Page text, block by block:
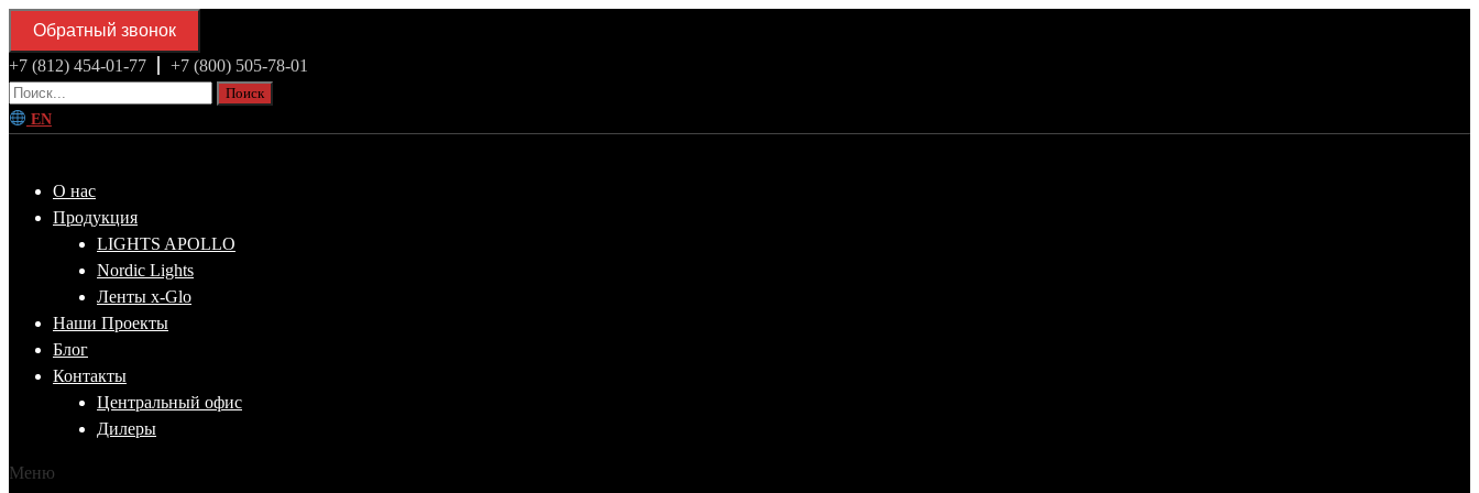
Обратный звонок
+7 (812) 454-01-77
+7 (800) 505-78-01
Поиск
EN
О нас
Продукция
LIGHTS APOLLO
Nordic Lights
Ленты x-Glo
Наши Проекты
Блог
Контакты
Центральный офис
Дилеры
Меню